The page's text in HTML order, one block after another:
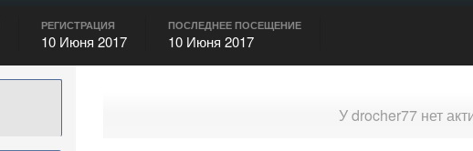
РЕГИСТРАЦИЯ
10 Июня 2017
ПОСЛЕДНЕЕ ПОСЕЩЕНИЕ
10 Июня 2017
У drocher77 нет